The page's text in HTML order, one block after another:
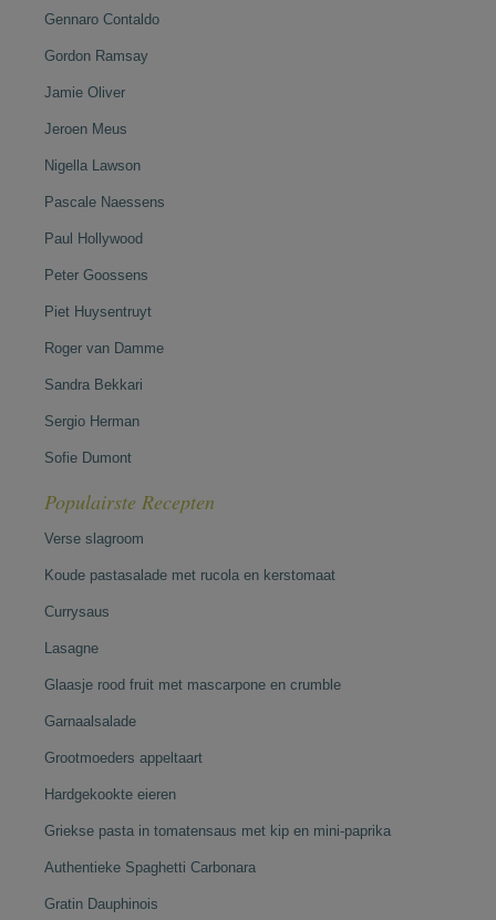
Gennaro Contaldo
Gordon Ramsay
Jamie Oliver
Jeroen Meus
Nigella Lawson
Pascale Naessens
Paul Hollywood
Peter Goossens
Piet Huysentruyt
Roger van Damme
Sandra Bekkari
Sergio Herman
Sofie Dumont
Populairste Recepten
Verse slagroom
Koude pastasalade met rucola en kerstomaat
Currysaus
Lasagne
Glaasje rood fruit met mascarpone en crumble
Garnaalsalade
Grootmoeders appeltaart
Hardgekookte eieren
Griekse pasta in tomatensaus met kip en mini-paprika
Authentieke Spaghetti Carbonara
Gratin Dauphinois